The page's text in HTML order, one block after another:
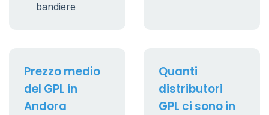
bandiere
Prezzo medio
del GPL in
Andora
Quanti
distributori
GPL ci sono in